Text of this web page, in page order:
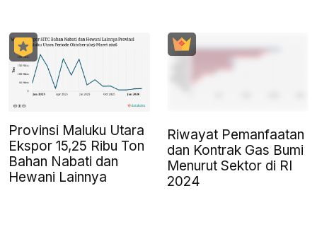
Provinsi Maluku Utara
Ekspor 15,25 Ribu Ton
Bahan Nabati dan
Hewani Lainnya
Riwayat Pemanfaatan
dan Kontrak Gas Bumi
Menurut Sektor di RI
2024